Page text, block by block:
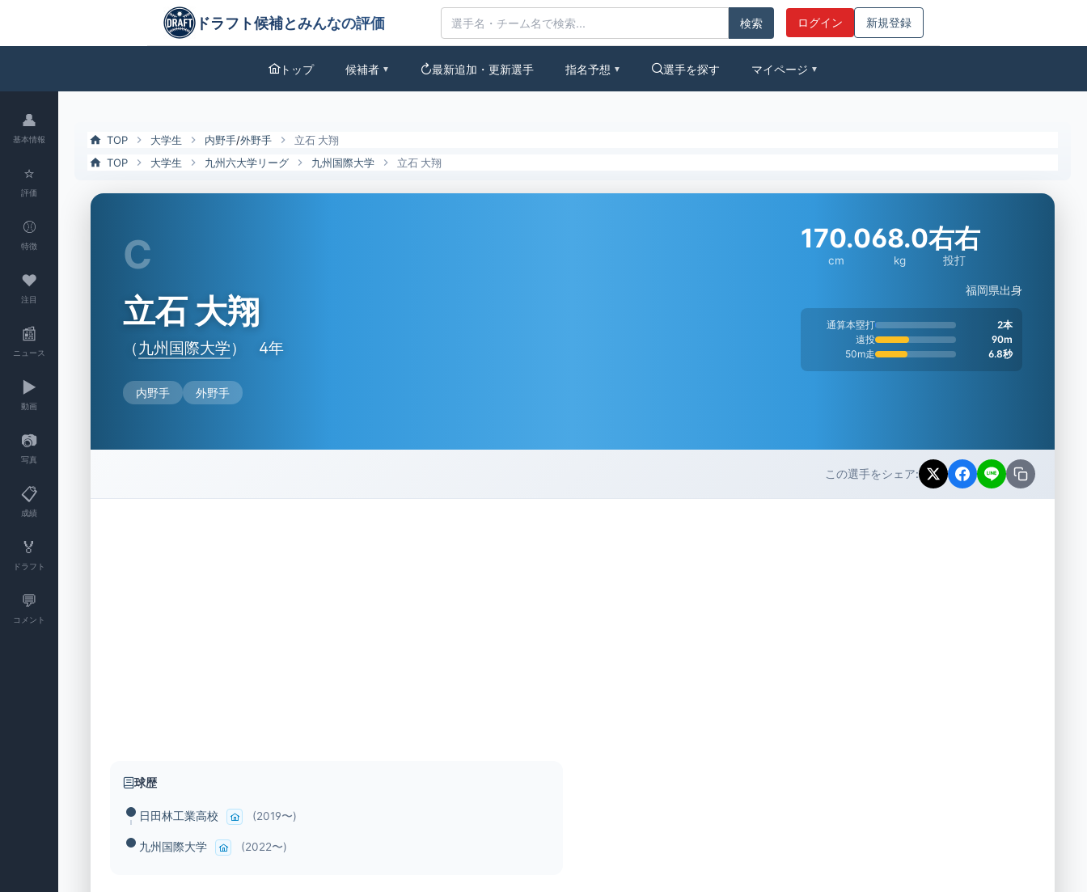
立石 大翔（九州国際大）の特徴とドラフト評価 | ドラフト候補とみんなの評価
ドラフト候補とみんなの評価
ログイン 新規登録
トップ 候補者 ▼ 最新追加・更新選手 指名予想 ▼ 選手を探す マイページ ▼
👤
基本情報
⭐
評価
⚾
特徴
❤
注目
📰
ニュース
▶️
動画
📷
写真
📋
成績
🏅
ドラフト
💬
コメント
TOP 大学生 内野手/外野手
立石 大翔
TOP
大学生 九州六大学リーグ 九州国際大学 立石 大翔
C
立石 大翔
（ 九州国際大学） 4年
内野手 外野手
170.0
cm
68.0
kg
右右
投打
福岡県出身
通算本塁打
2本
遠投
90m
50m走
6.8秒
この選手をシェア:
球歴
日田林工業高校 (2019〜)
九州国際大学 (2022〜)